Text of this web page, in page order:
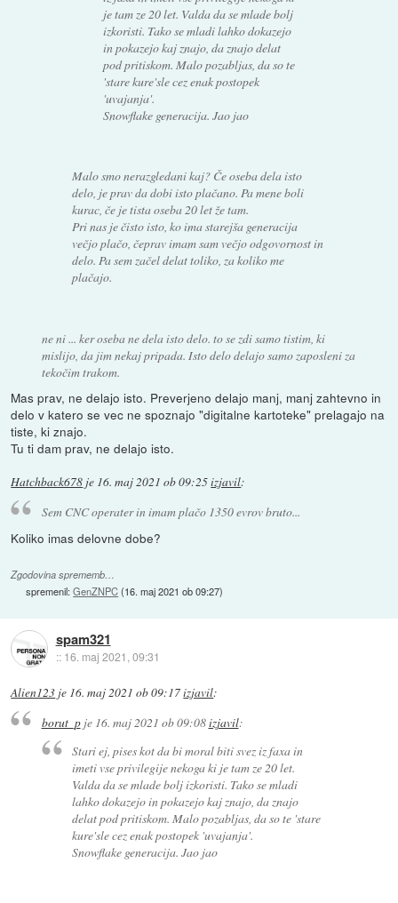
je tam ze 20 let. Valda da se mlade bolj
izkoristi. Tako se mladi lahko dokazejo
in pokazejo kaj znajo, da znajo delat
pod pritiskom. Malo pozabljas, da so te
'stare kure'sle cez enak postopek
'uvajanja'.
Snowflake generacija. Jao jao
Malo smo nerazgledani kaj? Če oseba dela isto
delo, je prav da dobi isto plačano. Pa mene boli
kurac, če je tista oseba 20 let že tam.
Pri nas je čisto isto, ko ima starejša generacija
večjo plačo, čeprav imam sam večjo odgovornost in
delo. Pa sem začel delat toliko, za koliko me
plačajo.
ne ni ... ker oseba ne dela isto delo. to se zdi samo tistim, ki
mislijo, da jim nekaj pripada. Isto delo delajo samo zaposleni za
tekočim trakom.
Mas prav, ne delajo isto. Preverjeno delajo manj, manj zahtevno in
delo v katero se vec ne spoznajo "digitalne kartoteke" prelagajo na
tiste, ki znajo.
Tu ti dam prav, ne delajo isto.
Hatchback678 je 16. maj 2021 ob 09:25izjavil:
Sem CNC operater in imam plačo 1350 evrov bruto...
Koliko imas delovne dobe?
Zgodovina sprememb…
spremenil:GenZNPC(16. maj 2021 ob 09:27)
spam321
:: 16. maj 2021, 09:31
Alien123 je 16. maj 2021 ob 09:17izjavil:
borut_pje 16. maj 2021 ob 09:08izjavil:
Stari ej, pises kot da bi moral biti svez iz faxa in
imeti vse privilegije nekoga ki je tam ze 20 let.
Valda da se mlade bolj izkoristi. Tako se mladi
lahko dokazejo in pokazejo kaj znajo, da znajo
delat pod pritiskom. Malo pozabljas, da so te 'stare
kure'sle cez enak postopek 'uvajanja'.
Snowflake generacija. Jao jao